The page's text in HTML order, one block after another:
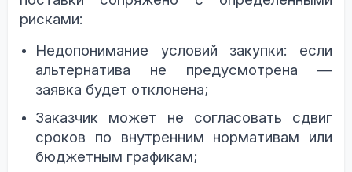
рисками:
Недопонимание условий закупки: если
альтернатива не предусмотрена —
заявка будет отклонена;
Заказчик может не согласовать сдвиг
сроков по внутренним нормативам или
бюджетным графикам;